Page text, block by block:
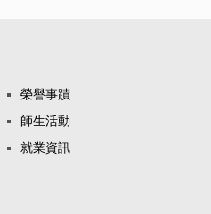
榮譽事蹟
師生活動
就業資訊